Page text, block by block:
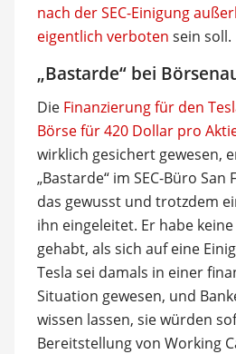
nach der SEC-Einigung
eigentlich verboten sein soll.
„Bastarde“ bei
Die Finanzierung für den
Börse für 420 Dollar pro
wirklich gesichert gewesen,
„Bastarde“ im SEC-Büro
das gewusst und trotzdem
ihn eingeleitet. Er habe
gehabt, als sich auf eine
Tesla sei damals in einer
Situation gewesen, und
wissen lassen, sie würden
Bereitstellung von Working